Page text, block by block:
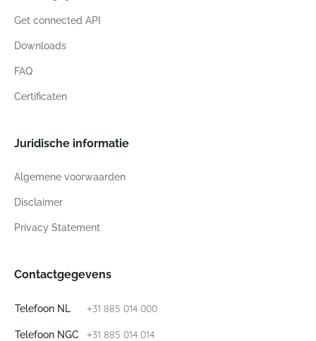
Get connected API
Downloads
FAQ
Certificaten
Juridische informatie
Algemene voorwaarden
Disclaimer
Privacy Statement
Contactgegevens
Telefoon NL +31 885 014 000
Telefoon NGC +31 885 014 014